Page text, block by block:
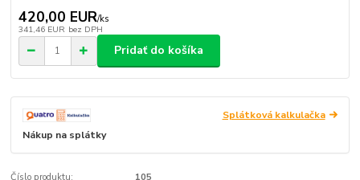
420,00 EUR/ks
341,46 EUR bez DPH
Pridať do košíka
Splátková kalkulačka
Nákup na splátky
Číslo produktu:
105